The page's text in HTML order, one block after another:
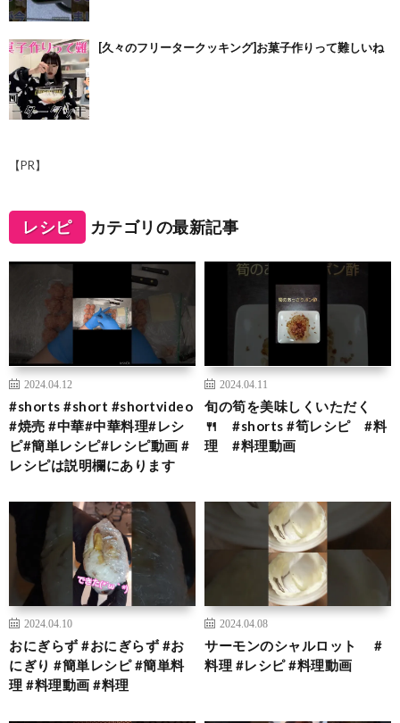
[久々のフリータークッキング]お菓子作りって難しいね
【PR】
レシピ カテゴリの最新記事
2024.04.12
#shorts #short #shortvideo
#焼売 #中華#中華料理#レシ
ピ#簡単レシピ#レシピ動画 #
レシピは説明欄にあります
2024.04.11
旬の筍を美味しくいただく
🍴 #shorts #筍レシピ #料
理 #料理動画
2024.04.10
おにぎらず #おにぎらず #お
にぎり #簡単レシピ #簡単料
理 #料理動画 #料理
2024.04.08
サーモンのシャルロット #
料理 #レシピ #料理動画